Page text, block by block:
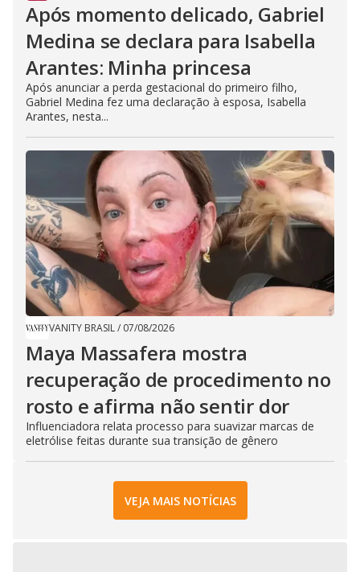
Após momento delicado, Gabriel
Medina se declara para Isabella
Arantes: Minha princesa
Após anunciar a perda gestacional do primeiro filho,
Gabriel Medina fez uma declaração à esposa, Isabella
Arantes, nesta...
VANITY BRASIL/ 07/08/2026
Maya Massafera mostra
recuperação de procedimento no
rosto e afirma não sentir dor
Influenciadora relata processo para suavizar marcas de
eletrólise feitas durante sua transição de gênero
VEJA MAIS NOTÍCIAS